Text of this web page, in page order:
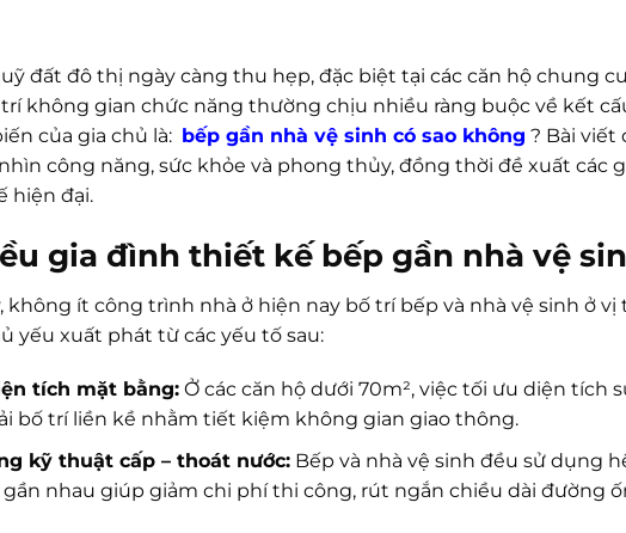
đất đô thị ngày càng thu hẹp, đặc biệt tại các căn hộ chung
không gian chức năng thường chịu nhiều ràng buộc về kết
của gia chủ là: bếp gần nhà vệ sinh có sao không ? Bài viết
công năng, sức khỏe và phong thủy, đồng thời đề xuất các
hiện đại.
gia đình thiết kế bếp gần nhà vệ
không ít công trình nhà ở hiện nay bố trí bếp và nhà vệ sinh ở
yếu xuất phát từ các yếu tố sau:
tích mặt bằng: Ở các căn hộ dưới 70m², việc tối ưu diện tích
bố trí liền kề nhằm tiết kiệm không gian giao thông.
kỹ thuật cấp – thoát nước: Bếp và nhà vệ sinh đều sử dụng
gần nhau giúp giảm chi phí thi công, rút ngắn chiều dài đường